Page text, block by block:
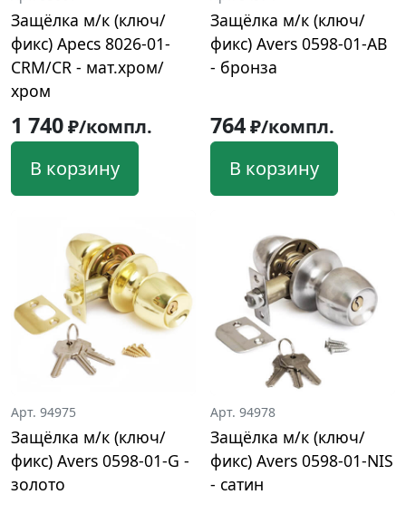
Защёлка м/к (ключ/
фикс) Apecs 8026-01-
CRM/CR - мат.хром/
хром
1 740₽/компл.
В корзину
Защёлка м/к (ключ/
фикс) Avers 0598-01-AB
- бронза
764₽/компл.
В корзину
Арт. 94975
Защёлка м/к (ключ/
фикс) Avers 0598-01-G -
золото
Арт. 94978
Защёлка м/к (ключ/
фикс) Avers 0598-01-NIS
- сатин